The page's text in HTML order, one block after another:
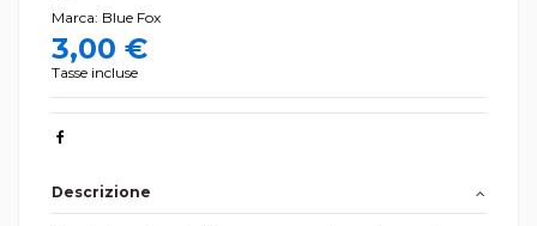
Marca: Blue Fox
3,00 €
Tasse incluse
Descrizione